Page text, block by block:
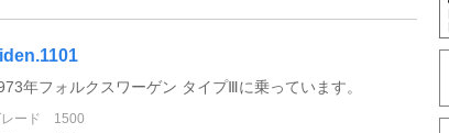
年フォルクスワーゲン タイプⅢに乗っています。
ード
1500